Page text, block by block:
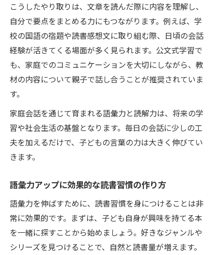
こうしたやり取りは、文章を読んだ際に内容を理解し、
自分で要点をまとめる力にもつながります。例えば、学
校の国語の宿題や読書感想文に取り組む際、日頃の会話
経験が活きてくる場面が多く見られます。公文式学習で
も、家庭でのコミュニケーションを大切にしながら、教
材の内容について親子で話し合うことが推奨されていま
す。
家庭会話を通じて育まれる語彙力と読解力は、将来の学
習や社会生活の基盤となります。毎日の会話に少しの工
夫を加えるだけで、子どもの言葉の力は大きく伸びてい
きます。
語彙力アップに効果的な読書習慣の作り方
語彙力を伸ばすために、読書習慣を身につけることは非
常に効果的です。まずは、子ども自身が興味を持てる本
を一緒に探すことから始めましょう。好きなジャンルや
シリーズを見つけることで、自然と読書量が増えます。